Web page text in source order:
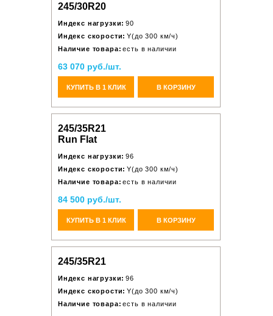
245/30R20
Индекс нагрузки: 90
Индекс скорости: Y(до 300 км/ч)
Наличие товара: есть в наличии
63 070 руб./шт.
КУПИТЬ В 1 КЛИК В КОРЗИНУ
245/35R21
Run Flat
Индекс нагрузки: 96
Индекс скорости: Y(до 300 км/ч)
Наличие товара: есть в наличии
84 500 руб./шт.
КУПИТЬ В 1 КЛИК В КОРЗИНУ
245/35R21
Индекс нагрузки: 96
Индекс скорости: Y(до 300 км/ч)
Наличие товара: есть в наличии